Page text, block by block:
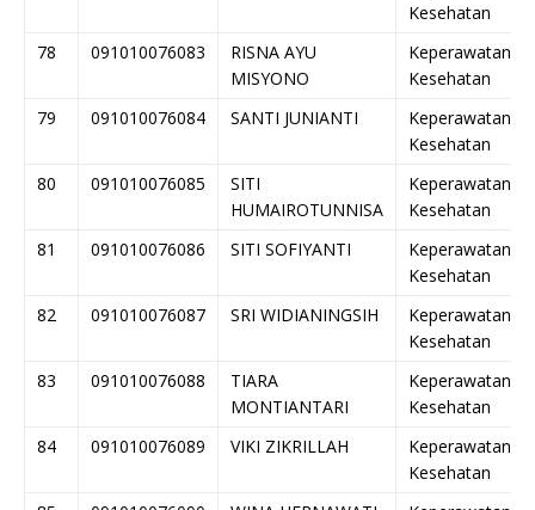
Kesehatan
78
091010076083
RISNA AYU
MISYONO
Keperawatan
Kesehatan
79
091010076084 SANTI JUNIANTI
Keperawatan
Kesehatan
80
091010076085
SITI
HUMAIROTUNNISA
Keperawatan
Kesehatan
81
091010076086 SITI SOFIYANTI
Keperawatan
Kesehatan
82
091010076087 SRI WIDIANINGSIH
Keperawatan
Kesehatan
83
091010076088
TIARA
MONTIANTARI
Keperawatan
Kesehatan
84
091010076089 VIKI ZIKRILLAH
Keperawatan
Kesehatan